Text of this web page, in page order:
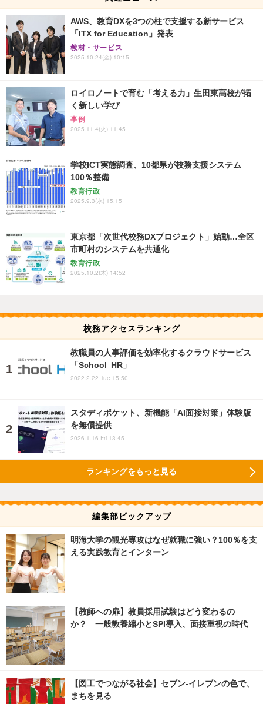
AWS、教育DXを3つの柱で支援する新サービス
「ITX for Education」発表
教材・サービス
2025.10.24(金) 10:15
ロイロノートで育む「考える力」生田東高校が拓
く新しい学び
事例
2025.11.4(火) 11:45
学校ICT実態調査、10都県が校務支援システム
100％整備
教育行政
2025.9.3(水) 15:15
東京都「次世代校務DXプロジェクト」始動…全区
市町村のシステムを共通化
教育行政
2025.10.2(木) 14:52
校務アクセスランキング
教職員の人事評価を効率化するクラウドサービス
「School HR」
2022.2.22 Tue 15:50
スタディポケット、新機能「AI面接対策」体験版
を無償提供
2026.1.16 Fri 13:45
ランキングをもっと見る
編集部ピックアップ
明海大学の観光専攻はなぜ就職に強い？100％を支
える実践教育とインターン
【教師への扉】教員採用試験はどう変わるの
か？ 一般教養縮小とSPI導入、面接重視の時代
【図工でつながる社会】セブン‐イレブンの色で、
まちを見る